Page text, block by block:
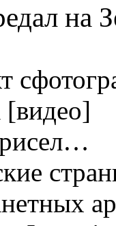
на
[видео]